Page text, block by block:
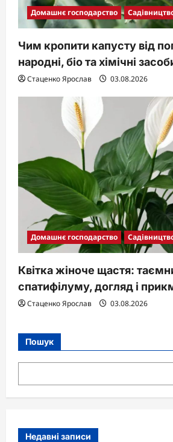
Домашнє господарство
Чим кропити капусту від
народні, біо та хімічні
Стаценко Ярослав 03.08.2026
Домашнє господарство
Квітка жіноче щастя:
спатифілуму, догляд і
Стаценко Ярослав 03.08.2026
Пошук
Недавні записи